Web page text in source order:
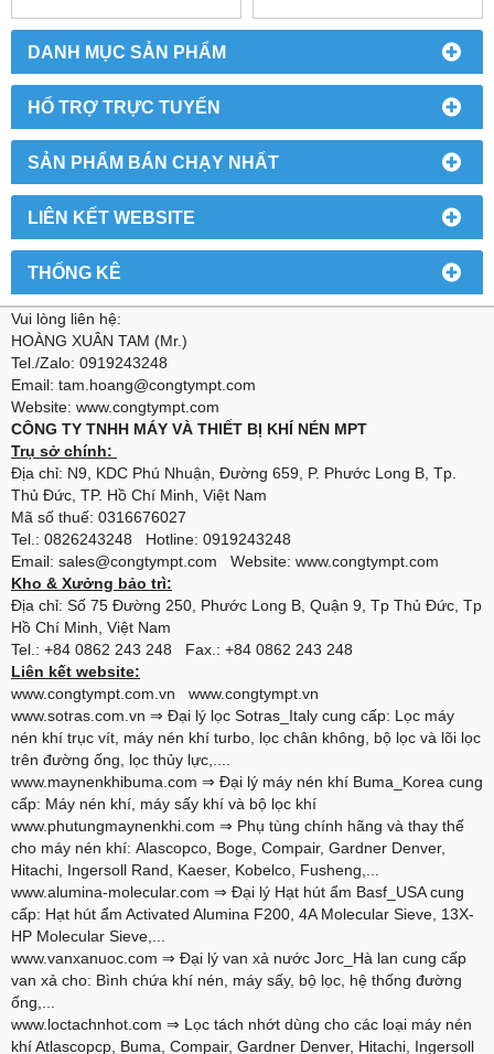
DANH MỤC SẢN PHẨM
HỔ TRỢ TRỰC TUYẾN
SẢN PHẨM BÁN CHẠY NHẤT
LIÊN KẾT WEBSITE
THỐNG KÊ
Vui lòng liên hệ:
HOÀNG XUÂN TAM (Mr.)
Tel./Zalo: 0919243248
Email: tam.hoang@congtympt.com
Website: www.congtympt.com
CÔNG TY TNHH MÁY VÀ THIẾT BỊ KHÍ NÉN MPT
Trụ sở chính:
Địa chỉ: N9, KDC Phú Nhuận, Đường 659, P. Phước Long B, Tp.
Thủ Đức, TP. Hồ Chí Minh, Việt Nam
Mã số thuế: 0316676027
Tel.: 0826243248 Hotline: 0919243248
Email: sales@congtympt.com Website: www.congtympt.com
Kho & Xưởng bảo trì:
Địa chỉ: Số 75 Đường 250, Phước Long B, Quận 9, Tp Thủ Đức, Tp
Hồ Chí Minh, Việt Nam
Tel.: +84 0862 243 248 Fax.: +84 0862 243 248
Liên kết website:
www.congtympt.com.vn
www.congtympt.vn
www.sotras.com.vn ⇒ Đại lý lọc Sotras_Italy cung cấp: Lọc máy
nén khí trục vít, máy nén khí turbo, lọc chân không, bộ lọc và lõi lọc
trên đường ống, lọc thủy lực,....
www.maynenkhibuma.com ⇒ Đại lý máy nén khí Buma_Korea cung
cấp: Máy nén khí, máy sấy khí và bộ lọc khí
www.phutungmaynenkhi.com ⇒ Phụ tùng chính hãng và thay thế
cho máy nén khí: Alascopco, Boge, Compair, Gardner Denver,
Hitachi, Ingersoll Rand, Kaeser, Kobelco, Fusheng,...
www.alumina-molecular.com ⇒ Đại lý Hạt hút ẩm Basf_USA cung
cấp: Hạt hút ẩm Activated Alumina F200, 4A Molecular Sieve, 13X-
HP Molecular Sieve,...
www.vanxanuoc.com ⇒ Đại lý van xả nước Jorc_Hà lan cung cấp
van xả cho: Bình chứa khí nén, máy sấy, bộ lọc, hệ thống đường
ống,...
www.loctachnhot.com ⇒ Lọc tách nhớt dùng cho các loại máy nén
khí Atlascopcp, Buma, Compair, Gardner Denver, Hitachi, Ingersoll